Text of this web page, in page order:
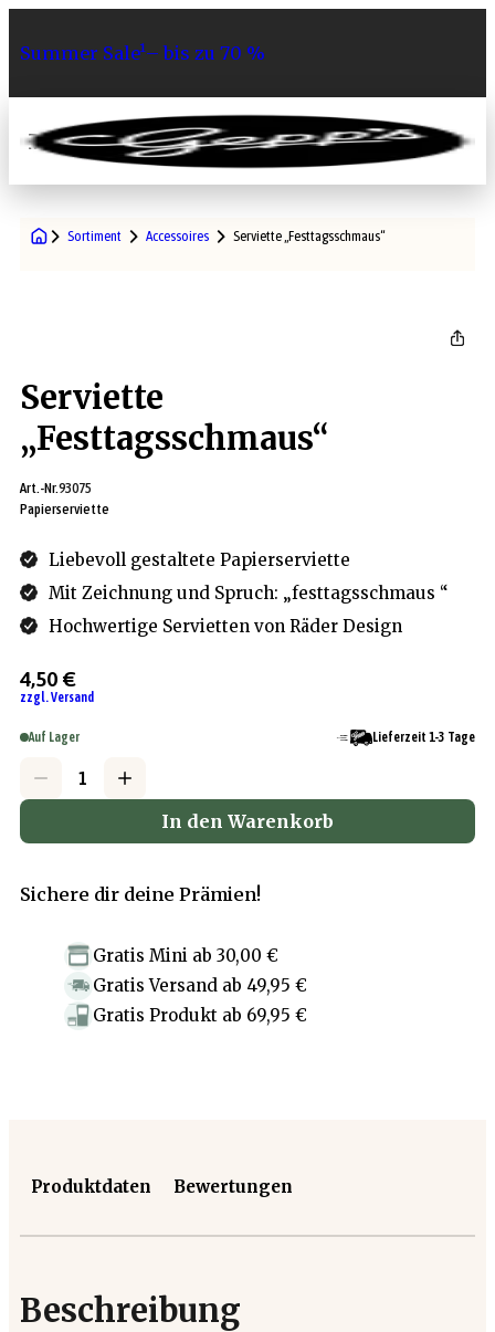
Summer Sale¹– bis zu 70 %
0
Sortiment Accessoires Serviette „Festtagsschmaus“
Serviette
„Festtagsschmaus“
Art.-Nr.93075
Papierserviette
Liebevoll gestaltete Papierserviette
Mit Zeichnung und Spruch: „festtagsschmaus “
Hochwertige Servietten von Räder Design
4,50 €
zzgl. Versand
Auf Lager Lieferzeit 1-3 Tage
In den Warenkorb
Sichere dir deine Prämien!
Gratis Mini ab 30,00 €
Gratis Versand ab 49,95 €
Gratis Produkt ab 69,95 €
Produktdaten Bewertungen
Beschreibung